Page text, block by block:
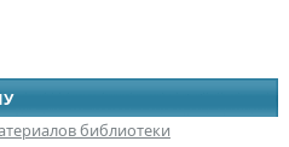
библиотеки